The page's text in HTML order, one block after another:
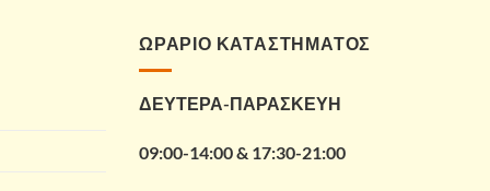
ΩΡΑΡΙΟ ΚΑΤΑΣΤΗΜΑΤΟΣ
ΔΕΥΤΕΡΑ-ΠΑΡΑΣΚΕΥΗ
09:00-14:00 & 17:30-21:00